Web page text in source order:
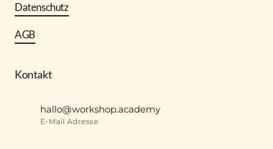
Datenschutz
AGB
Kontakt
hallo@workshop.academy
E-Mail Adresse